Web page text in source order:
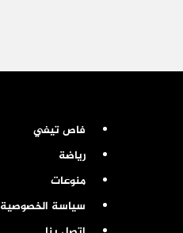
فاص تيفي
رياضة
منوعات
سياسة الخصوصية